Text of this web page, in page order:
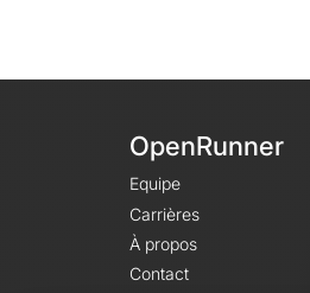
OpenRunner
Equipe
Carrières
À propos
Contact